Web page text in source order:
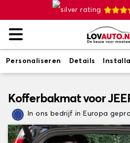
Personaliseren Details
Kofferbakmat voor
In ons bedrijf in Europa